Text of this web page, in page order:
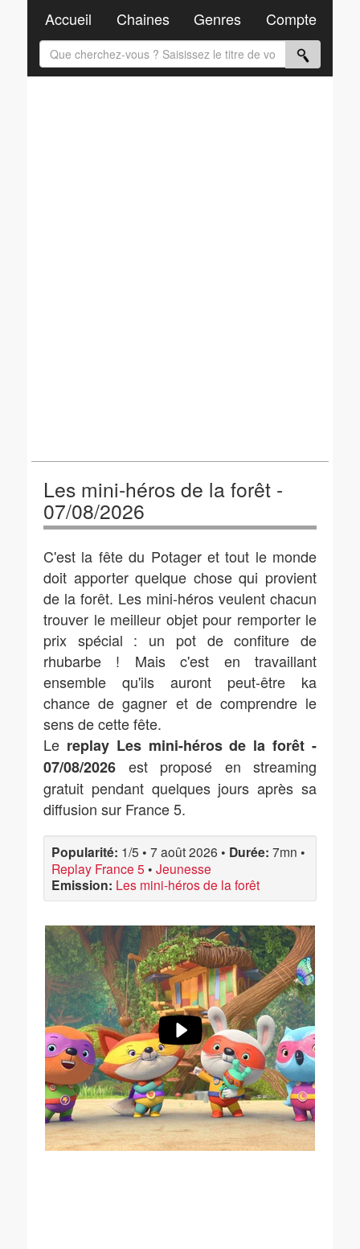
Les mini-héros de la forêt -
07/08/2026
C'est la fête du Potager et tout le monde
doit apporter quelque chose qui provient
de la forêt. Les mini-héros veulent chacun
trouver le meilleur objet pour remporter le
prix spécial : un pot de confiture de
rhubarbe ! Mais c'est en travaillant
ensemble qu'ils auront peut-être ka
chance de gagner et de comprendre le
sens de cette fête.
Le replay Les mini-héros de la forêt -
07/08/2026 est proposé en streaming
gratuit pendant quelques jours après sa
diffusion sur France 5.
Popularité: 1/5 • 7 août 2026 • Durée: 7mn •
Replay France 5 • Jeunesse
Emission: Les mini-héros de la forêt
Accueil Chaines Genres Compte